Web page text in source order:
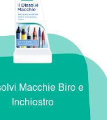
Macchie Biro e
Inchiostro